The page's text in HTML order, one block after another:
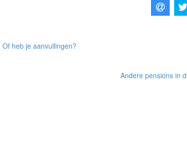
heb je aanvullingen?
Andere pensions in